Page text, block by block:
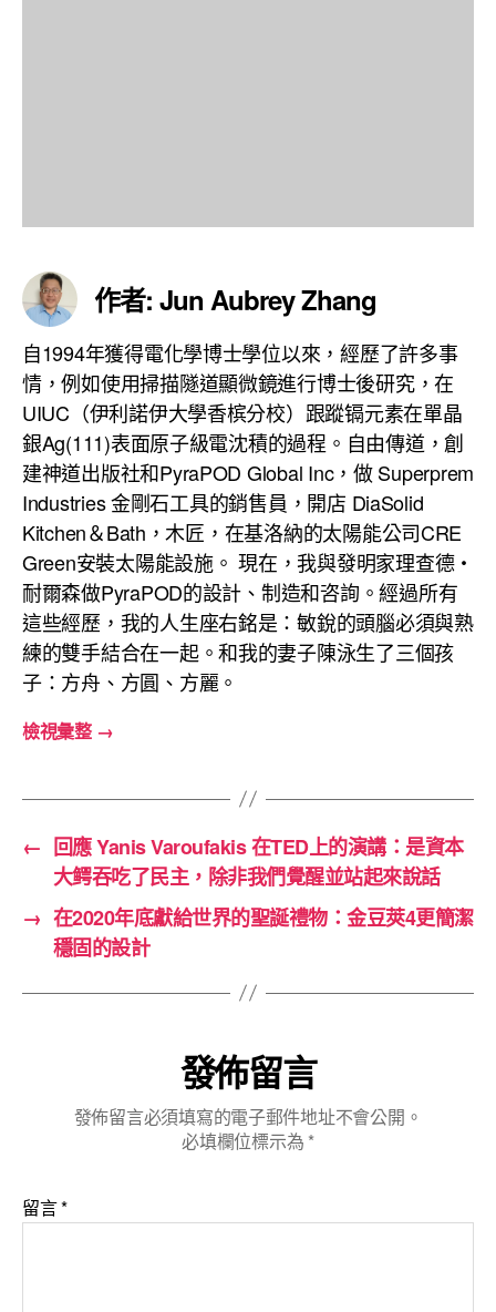
作者: Jun Aubrey Zhang
自1994年獲得電化學博士學位以來，經歷了許多事
情，例如使用掃描隧道顯微鏡進行博士後研究，在
UIUC（伊利諾伊大學香槟分校）跟蹤镉元素在單晶
銀Ag(111)表面原子級電沈積的過程。自由傳道，創
建神道出版社和PyraPOD Global Inc，做 Superprem
Industries 金剛石工具的銷售員，開店 DiaSolid
Kitchen＆Bath，木匠，在基洛納的太陽能公司CRE
Green安裝太陽能設施。 現在，我與發明家理查德・
耐爾森做PyraPOD的設計、制造和咨詢。經過所有
這些經歷，我的人生座右銘是：敏銳的頭腦必須與熟
練的雙手結合在一起。和我的妻子陳泳生了三個孩
子：方舟、方圓、方麗。
檢視彙整 →
← 回應 Yanis Varoufakis 在TED上的演講：是資本
大鳄吞吃了民主，除非我們覺醒並站起來說話
→ 在2020年底獻給世界的聖誕禮物：金豆莢4更簡潔
穩固的設計
發佈留言
發佈留言必須填寫的電子郵件地址不會公開。
必填欄位標示為 *
留言*